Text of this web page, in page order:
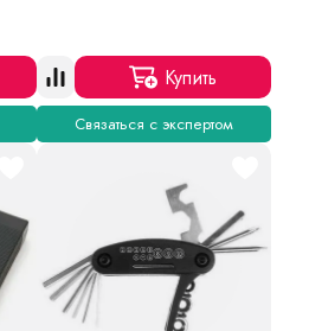
Купить
Связаться с экспертом